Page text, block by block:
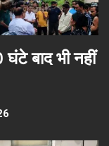
बाद भी नहीं